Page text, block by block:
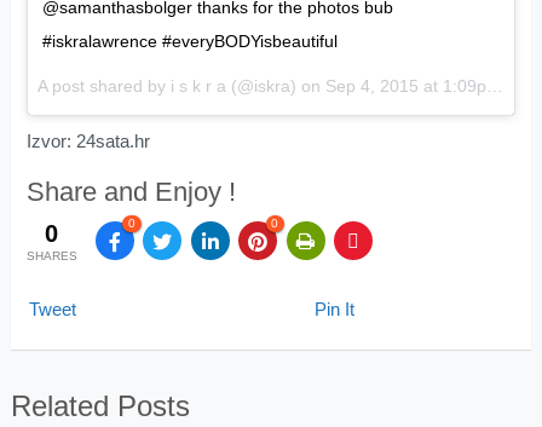
@samanthasbolger thanks for the photos bub
#iskralawrence #everyBODYisbeautiful
A post shared by i s k r a (@iskra) on Sep 4, 2015 at 1:09pm PDT
Izvor: 24sata.hr
Share and Enjoy !
0
SHARES
0 0
Tweet Pin It
Related Posts